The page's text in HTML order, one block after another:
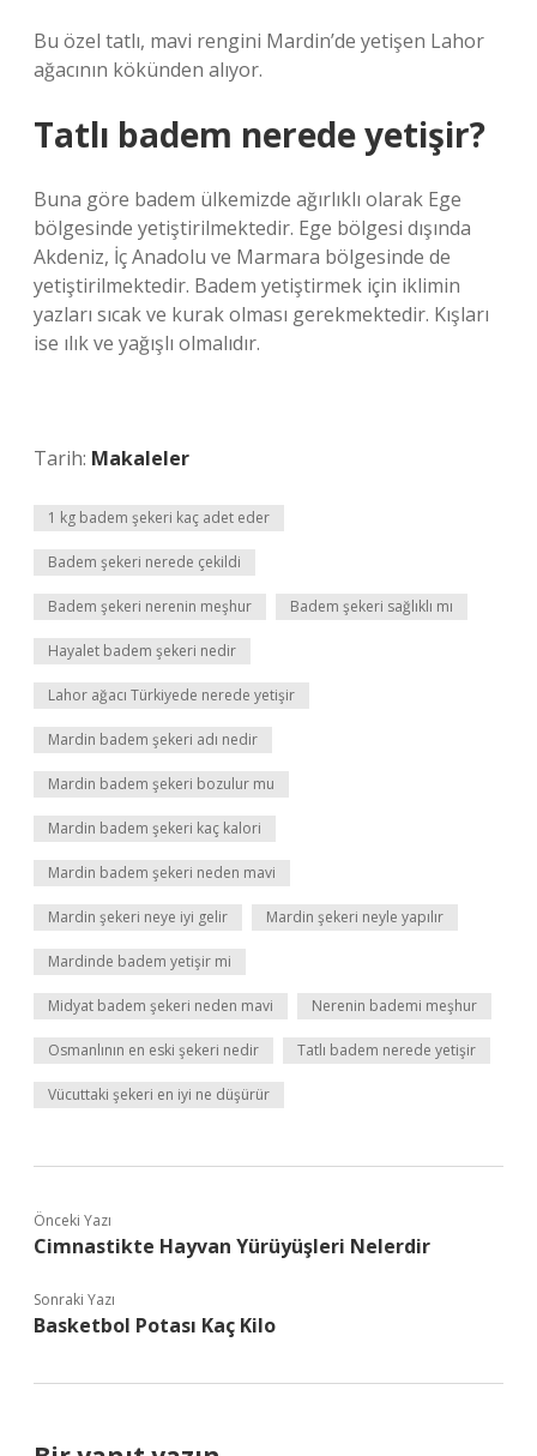
Bu özel tatlı, mavi rengini Mardin’de yetişen Lahor
ağacının kökünden alıyor.
Tatlı badem nerede yetişir?
Buna göre badem ülkemizde ağırlıklı olarak Ege
bölgesinde yetiştirilmektedir. Ege bölgesi dışında
Akdeniz, İç Anadolu ve Marmara bölgesinde de
yetiştirilmektedir. Badem yetiştirmek için iklimin
yazları sıcak ve kurak olması gerekmektedir. Kışları
ise ılık ve yağışlı olmalıdır.
Tarih: Makaleler
1 kg badem şekeri kaç adet eder
Badem şekeri nerede çekildi
Badem şekeri nerenin meşhur Badem şekeri sağlıklı mı
Hayalet badem şekeri nedir
Lahor ağacı Türkiyede nerede yetişir
Mardin badem şekeri adı nedir
Mardin badem şekeri bozulur mu
Mardin badem şekeri kaç kalori
Mardin badem şekeri neden mavi
Mardin şekeri neye iyi gelir Mardin şekeri neyle yapılır
Mardinde badem yetişir mi
Midyat badem şekeri neden mavi Nerenin bademi meşhur
Osmanlının en eski şekeri nedir Tatlı badem nerede yetişir
Vücuttaki şekeri en iyi ne düşürür
Önceki Yazı
Cimnastikte Hayvan Yürüyüşleri Nelerdir
Sonraki Yazı
Basketbol Potası Kaç Kilo